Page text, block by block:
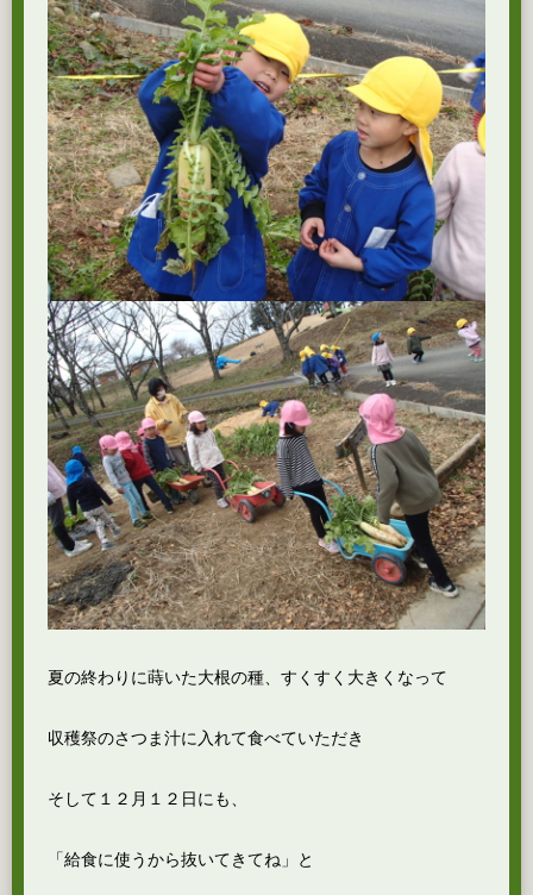
夏の終わりに蒔いた大根の種、すくすく大きくなって
収穫祭のさつま汁に入れて食べていただき
そして１２月１２日にも、
「給食に使うから抜いてきてね」と